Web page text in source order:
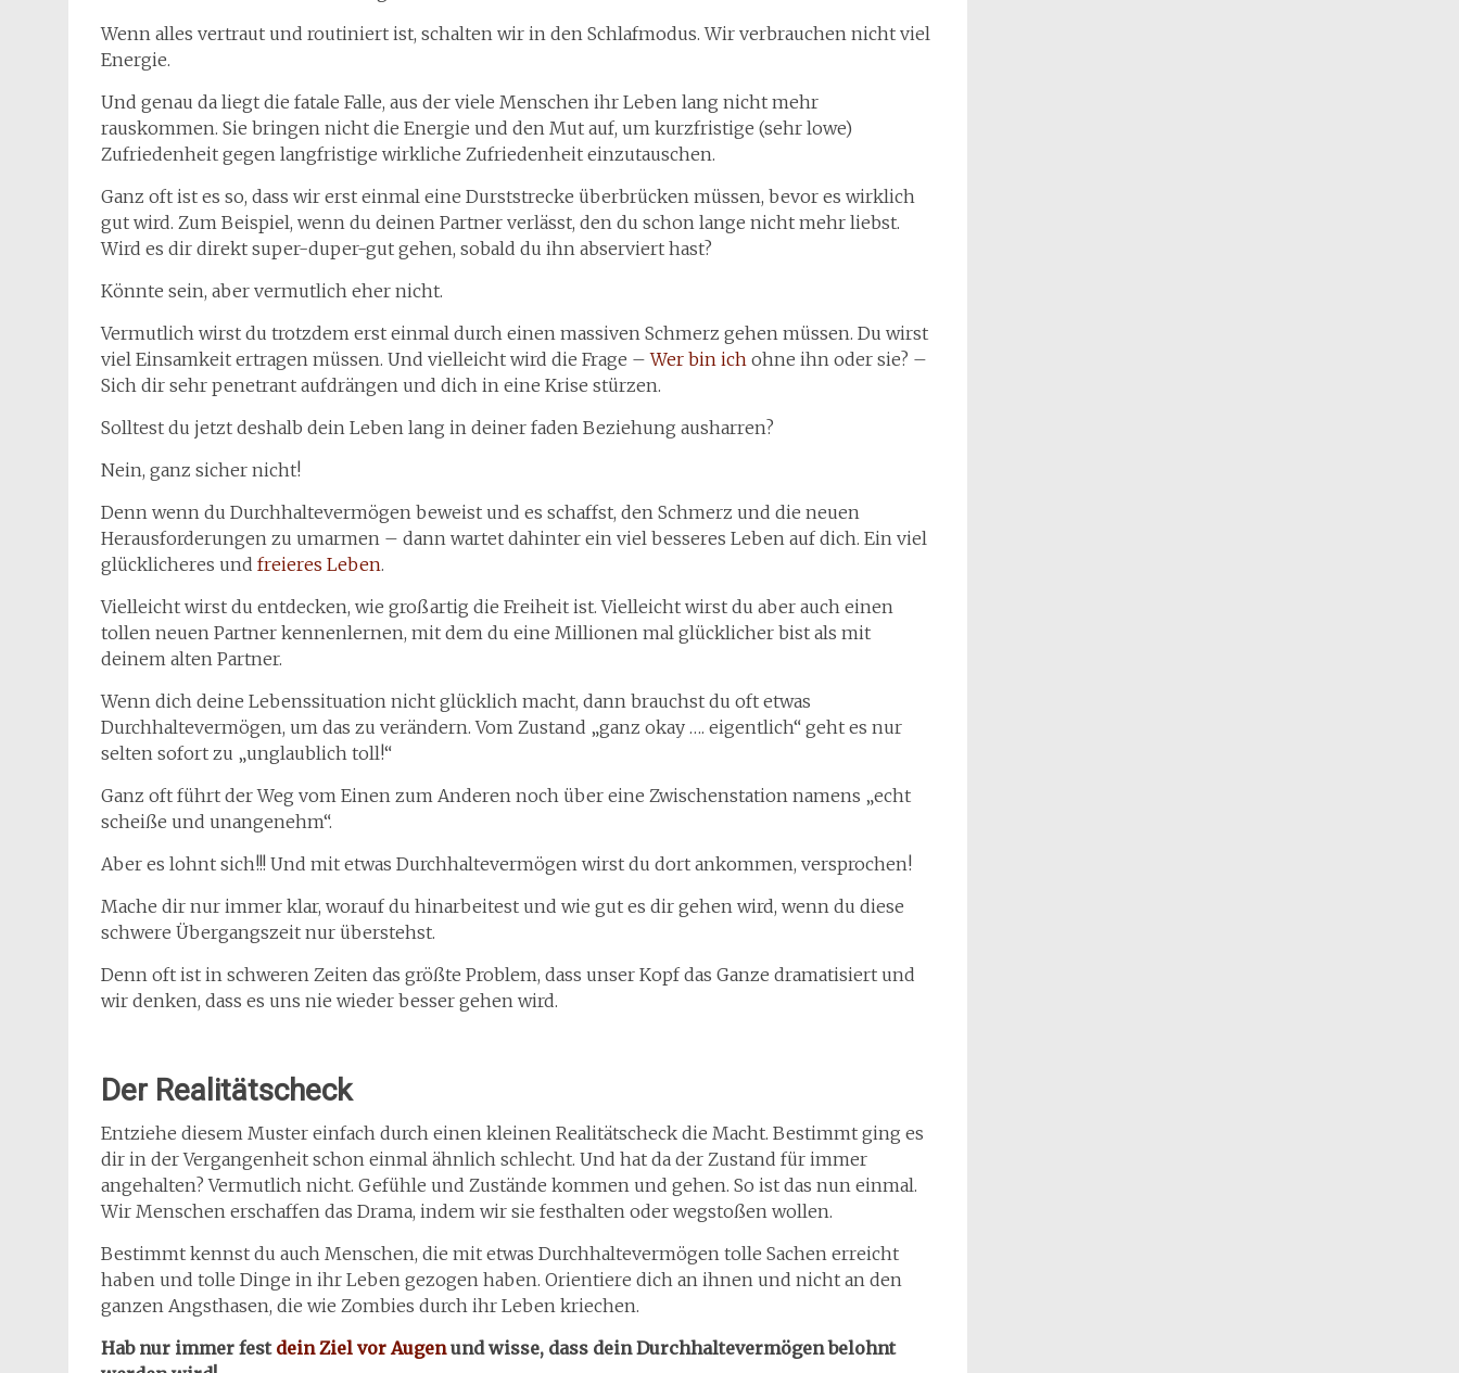
Wenn alles vertraut und routiniert ist, schalten wir in den Schlafmodus. Wir verbrauchen nicht viel
Energie.
Und genau da liegt die fatale Falle, aus der viele Menschen ihr Leben lang nicht mehr
rauskommen. Sie bringen nicht die Energie und den Mut auf, um kurzfristige (sehr lowe)
Zufriedenheit gegen langfristige wirkliche Zufriedenheit einzutauschen.
Ganz oft ist es so, dass wir erst einmal eine Durststrecke überbrücken müssen, bevor es wirklich
gut wird. Zum Beispiel, wenn du deinen Partner verlässt, den du schon lange nicht mehr liebst.
Wird es dir direkt super-duper-gut gehen, sobald du ihn abserviert hast?
Könnte sein, aber vermutlich eher nicht.
Vermutlich wirst du trotzdem erst einmal durch einen massiven Schmerz gehen müssen. Du wirst
viel Einsamkeit ertragen müssen. Und vielleicht wird die Frage –Wer bin ich ohne ihn oder sie? –
Sich dir sehr penetrant aufdrängen und dich in eine Krise stürzen.
Solltest du jetzt deshalb dein Leben lang in deiner faden Beziehung ausharren?
Nein, ganz sicher nicht!
Denn wenn du Durchhaltevermögen beweist und es schaffst, den Schmerz und die neuen
Herausforderungen zu umarmen – dann wartet dahinter ein viel besseres Leben auf dich. Ein viel
glücklicheres und freieres Leben.
Vielleicht wirst du entdecken, wie großartig die Freiheit ist. Vielleicht wirst du aber auch einen
tollen neuen Partner kennenlernen, mit dem du eine Millionen mal glücklicher bist als mit
deinem alten Partner.
Wenn dich deine Lebenssituation nicht glücklich macht, dann brauchst du oft etwas
Durchhaltevermögen, um das zu verändern. Vom Zustand „ganz okay …. eigentlich“ geht es nur
selten sofort zu „unglaublich toll!“
Ganz oft führt der Weg vom Einen zum Anderen noch über eine Zwischenstation namens „echt
scheiße und unangenehm“.
Aber es lohnt sich!!! Und mit etwas Durchhaltevermögen wirst du dort ankommen, versprochen!
Mache dir nur immer klar, worauf du hinarbeitest und wie gut es dir gehen wird, wenn du diese
schwere Übergangszeit nur überstehst.
Denn oft ist in schweren Zeiten das größte Problem, dass unser Kopf das Ganze dramatisiert und
wir denken, dass es uns nie wieder besser gehen wird.
Der Realitätscheck
Entziehe diesem Muster einfach durch einen kleinen Realitätscheck die Macht. Bestimmt ging es
dir in der Vergangenheit schon einmal ähnlich schlecht. Und hat da der Zustand für immer
angehalten? Vermutlich nicht. Gefühle und Zustände kommen und gehen. So ist das nun einmal.
Wir Menschen erschaffen das Drama, indem wir sie festhalten oder wegstoßen wollen.
Bestimmt kennst du auch Menschen, die mit etwas Durchhaltevermögen tolle Sachen erreicht
haben und tolle Dinge in ihr Leben gezogen haben. Orientiere dich an ihnen und nicht an den
ganzen Angsthasen, die wie Zombies durch ihr Leben kriechen.
Hab nur immer fest dein Ziel vor Augenund wisse, dass dein Durchhaltevermögen belohnt